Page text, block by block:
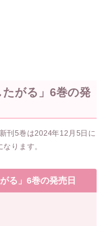
たがる」6巻の発
刊5巻は2024年12月5日に
ります。
る」6巻の発売日